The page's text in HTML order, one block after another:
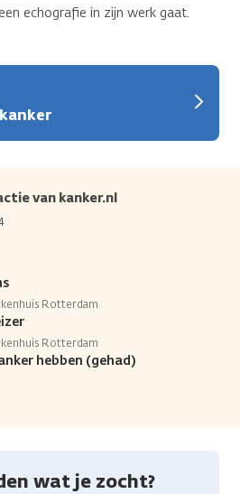
echografie in zijn werk gaat.
van kanker.nl
Rotterdam
Rotterdam
hebben (gehad)
wat je zocht?